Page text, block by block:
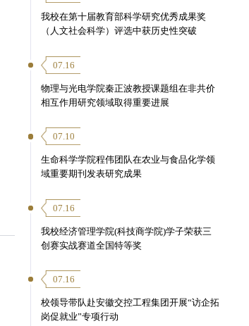
我校在第十届教育部科学研究优秀成果奖
（人文社会科学）评选中获历史性突破
07.16
物理与光电学院秦正波教授课题组在非共价
相互作用研究领域取得重要进展
07.10
生命科学学院程伟团队在农业与食品化学领
域重要期刊发表研究成果
07.16
我校经济管理学院(科技商学院)学子荣获三
创赛实战赛道全国特等奖
07.16
校领导带队赴安徽交控工程集团开展“访企拓
岗促就业”专项行动